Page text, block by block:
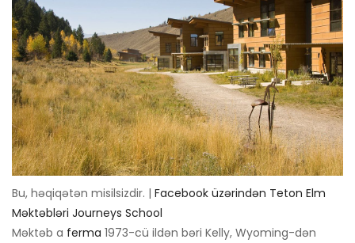
Bu, həqiqətən misilsizdir. | Facebook üzərindən Teton Elm
Məktəbləri Journeys School
Məktəb a ferma 1973-cü ildən bəri Kelly, Wyoming-dən